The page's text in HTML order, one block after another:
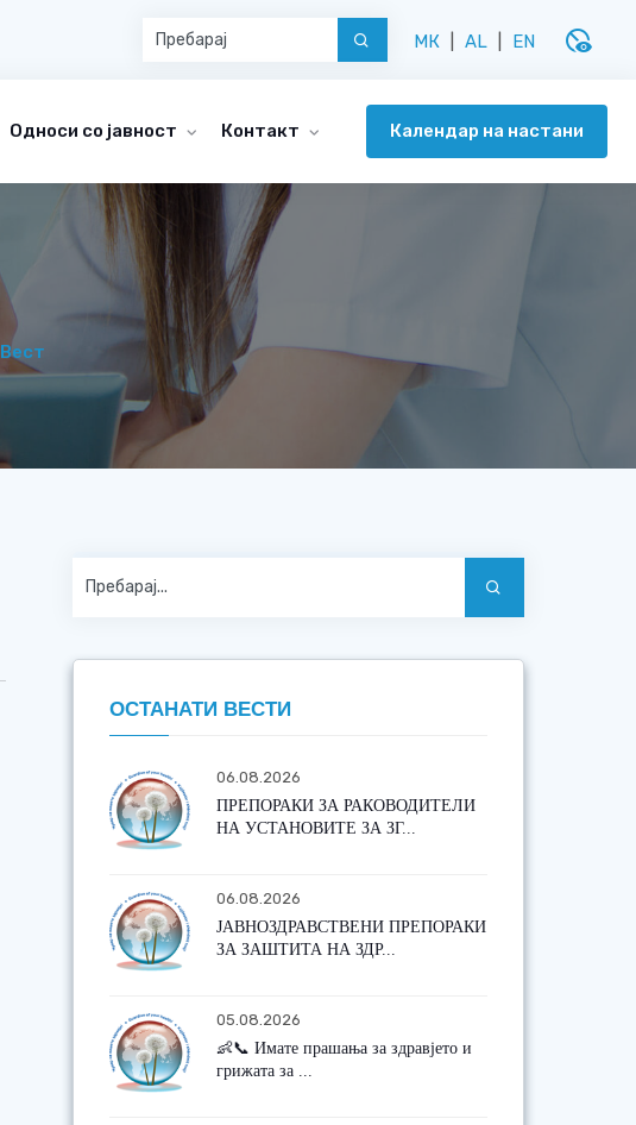
МК AL EN disabled_visible
Односи со јавност Контакт Календар на настани
Вест
ОСТАНАТИ ВЕСТИ
06.08.2026
ПРЕПОРАКИ ЗА РАКОВОДИТЕЛИ
НА УСТАНОВИТЕ ЗА ЗГ...
06.08.2026
ЈАВНОЗДРАВСТВЕНИ ПРЕПОРАКИ
ЗА ЗАШТИТА НА ЗДР...
05.08.2026
👶📞 Имате прашања за здравјето и
грижата за ...